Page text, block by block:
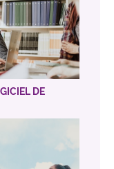
DE